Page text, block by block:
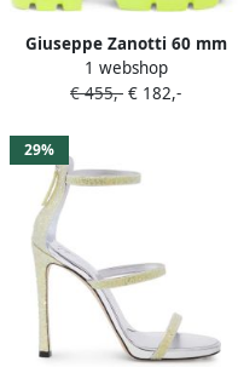
Giuseppe Zanotti 60 mm
Apocalypse Summer
sandalen Geel
1 webshop
€ 455,- € 182,-
29%